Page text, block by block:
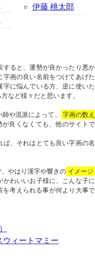
伊藤 桃太郎
すると、運勢が良かったり悪か
字画の良い名前をつけてあげた
に悩んでいる方、逆に使いた
など様々だと思います。
や流派によって、
字画の数え
良くなくても、他のサイトで
、それはとても良い字画の名
やはり漢字や響きの イメージ
わいいお子様に、こんな子に
を考えられる事が何より大事で
ウィートマミー